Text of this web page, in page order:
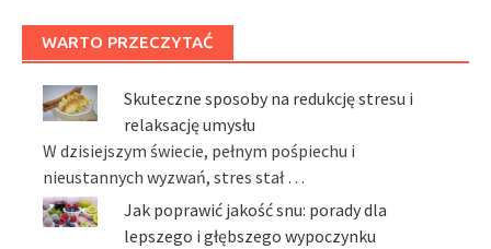
WARTO PRZECZYTAĆ
Skuteczne sposoby na redukcję stresu i
relaksację umysłu
W dzisiejszym świecie, pełnym pośpiechu i
nieustannych wyzwań, stres stał …
Jak poprawić jakość snu: porady dla
lepszego i głębszego wypoczynku